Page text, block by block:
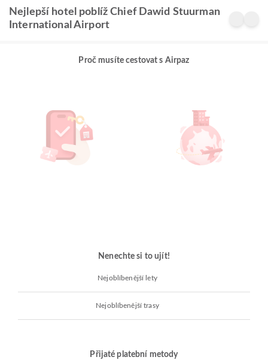
Nejlepší hotel poblíž Chief Dawid Stuurman
International Airport
Proč musíte cestovat s Airpaz
Nenechte si to ujít!
Nejoblíbenější lety
Nejoblíbenější trasy
Přijaté platební metody